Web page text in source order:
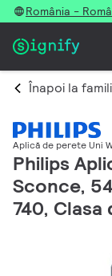
România -
Înapoi la
Aplică de perete Uni
Philips
Sconce,
740, Clasa